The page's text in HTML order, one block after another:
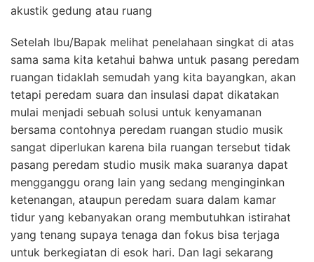
akustik gedung atau ruang
Setelah Ibu/Bapak melihat penelahaan singkat di atas
sama sama kita ketahui bahwa untuk pasang peredam
ruangan tidaklah semudah yang kita bayangkan, akan
tetapi peredam suara dan insulasi dapat dikatakan
mulai menjadi sebuah solusi untuk kenyamanan
bersama contohnya peredam ruangan studio musik
sangat diperlukan karena bila ruangan tersebut tidak
pasang peredam studio musik maka suaranya dapat
mengganggu orang lain yang sedang menginginkan
ketenangan, ataupun peredam suara dalam kamar
tidur yang kebanyakan orang membutuhkan istirahat
yang tenang supaya tenaga dan fokus bisa terjaga
untuk berkegiatan di esok hari. Dan lagi sekarang